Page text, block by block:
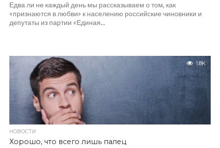
Едва ли не каждый день мы рассказываем о том, как
«признаются в любви» к населению российские чиновники и
депутаты из партии «Единая...
1.8K
НОВОСТИ
Хорошо, что всего лишь палец